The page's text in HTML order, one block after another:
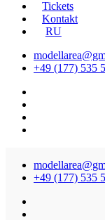
Tickets
Kontakt
RU
+49 (177) 535
+49 (177) 535